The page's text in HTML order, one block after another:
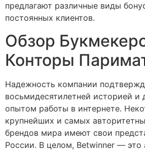
предлагают различные виды
постоянных клиентов.
Обзор
Конторы
Надежность компании
восьмидесятилетней историей и
опытом работы в интернете.
крупнейших и самых
брендов мира имеют свои
России. В целом, Betwinner — это